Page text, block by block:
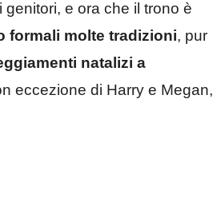
e ora che il trono è
formali molte tradizioni, pur
natalizi a
eccezione di Harry e Megan,